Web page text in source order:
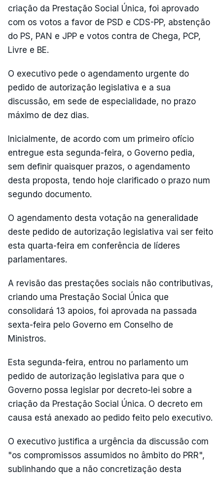
criação da Prestação Social Única, foi aprovado
com os votos a favor de PSD e CDS-PP, abstenção
do PS, PAN e JPP e votos contra de Chega, PCP,
Livre e BE.
O executivo pede o agendamento urgente do
pedido de autorização legislativa e a sua
discussão, em sede de especialidade, no prazo
máximo de dez dias.
Inicialmente, de acordo com um primeiro ofício
entregue esta segunda-feira, o Governo pedia,
sem definir quaisquer prazos, o agendamento
desta proposta, tendo hoje clarificado o prazo num
segundo documento.
O agendamento desta votação na generalidade
deste pedido de autorização legislativa vai ser feito
esta quarta-feira em conferência de líderes
parlamentares.
A revisão das prestações sociais não contributivas,
criando uma Prestação Social Única que
consolidará 13 apoios, foi aprovada na passada
sexta-feira pelo Governo em Conselho de
Ministros.
Esta segunda-feira, entrou no parlamento um
pedido de autorização legislativa para que o
Governo possa legislar por decreto-lei sobre a
criação da Prestação Social Única. O decreto em
causa está anexado ao pedido feito pelo executivo.
O executivo justifica a urgência da discussão com
"os compromissos assumidos no âmbito do PRR",
sublinhando que a não concretização desta